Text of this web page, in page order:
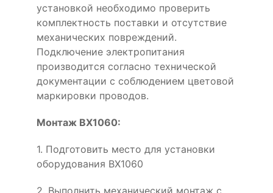
установкой необходимо проверить
комплектность поставки и отсутствие
механических повреждений.
Подключение электропитания
производится согласно технической
документации с соблюдением цветовой
маркировки проводов.
Монтаж BX1060:
1. Подготовить место для установки
оборудования BX1060
2. Выполнить механический монтаж с